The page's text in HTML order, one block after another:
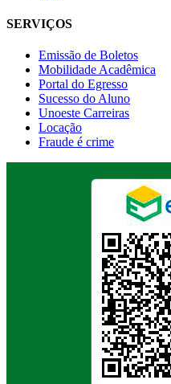
SERVIÇOS
Emissão de Boletos
Mobilidade Acadêmica
Portal do Egresso
Sucesso do Aluno
Unoeste Carreiras
Locação
Fraude é crime